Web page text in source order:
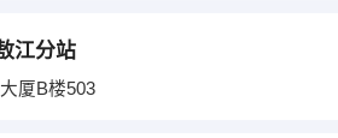
江分站
厦B楼503